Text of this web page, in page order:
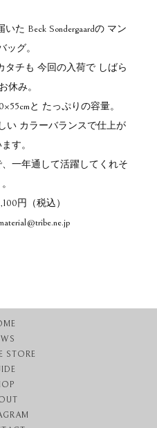
た Beck Sondergaardの マン
ッグ。
タチも 今回の入荷で しばら
休み。
と たっぷりの容量。
い カラーバランスで仕上が
す。
一年通して活躍してくれそ
円（税込）
STORE